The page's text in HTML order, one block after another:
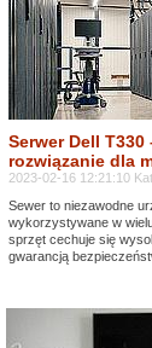
Serwer Dell
rozwiązanie dla
2023-02-16 12:21:10
Sewer to niezawodne
wykorzystywane w
sprzęt cechuje się
gwarancją